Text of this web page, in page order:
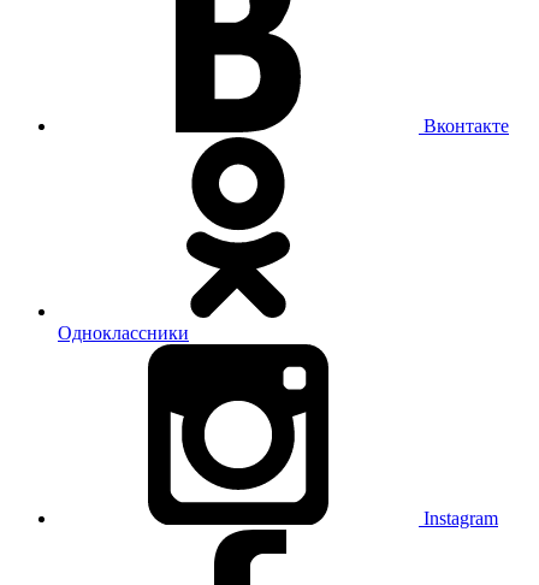
Вконтакте
Одноклассники
Instagram